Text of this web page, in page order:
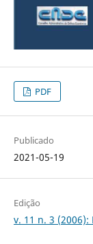
PDF
Publicado
2021-05-19
Edição
v. 11 n. 3